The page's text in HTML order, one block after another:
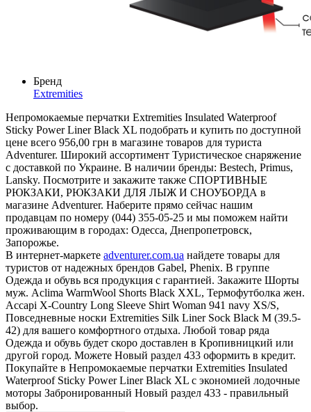
Бренд
Extremities
Непромокаемые перчатки Extremities Insulated Waterproof
Sticky Power Liner Black XL подобрать и купить по доступной
цене всего 956,00 грн в магазине товаров для туриста
Adventurer. Широкий ассортимент Туристическое снаряжение
с доставкой по Украине. В наличии бренды: Bestech, Primus,
Lansky. Посмотрите и закажите также СПОРТИВНЫЕ
РЮКЗАКИ, РЮКЗАКИ ДЛЯ ЛЫЖ И СНОУБОРДА в
магазине Adventurer. Наберите прямо сейчас нашим
продавцам по номеру (044) 355-05-25 и мы поможем найти
проживающим в городах: Одесса, Днепропетровск,
Запорожье.
В интернет-маркете adventurer.com.ua найдете товары для
туристов от надежных брендов Gabel, Phenix. В группе
Одежда и обувь вся продукция с гарантией. Закажите Шорты
муж. Aclima WarmWool Shorts Black XXL, Термофутболка жен.
Accapi X-Country Long Sleeve Shirt Woman 941 navy XS/S,
Повседневные носки Extremities Silk Liner Sock Black M (39.5-
42) для вашего комфортного отдыха. Любой товар ряда
Одежда и обувь будет скоро доставлен в Кропивницкий или
другой город. Можете Новый раздел 433 оформить в кредит.
Покупайте в Непромокаемые перчатки Extremities Insulated
Waterproof Sticky Power Liner Black XL с экономией лодочные
моторы Забронированный Новый раздел 433 - правильный
выбор.